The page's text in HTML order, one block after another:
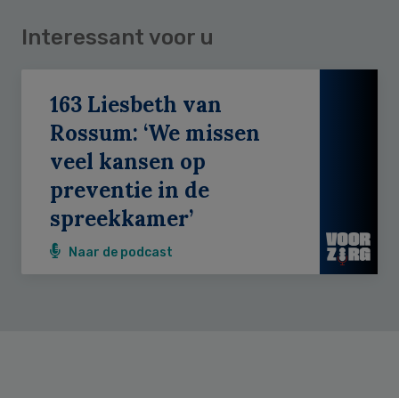
Interessant voor u
163 Liesbeth van
Rossum: ‘We missen
veel kansen op
preventie in de
spreekkamer’
Naar de podcast